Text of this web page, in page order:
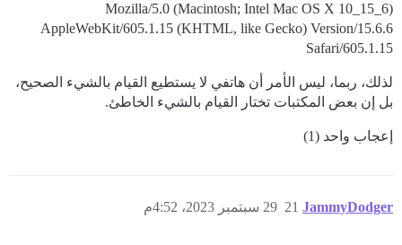
Mozilla/5.0 (Macintosh; Intel Mac OS X 10_15_6)
AppleWebKit/605.1.15 (KHTML, like Gecko) Version/15.6.6
Safari/605.1.15
لذلك، ربما، ليس الأمر أن هاتفي لا يستطيع القيام بالشيء الصحيح،
بل إن بعض المكتبات تختار القيام بالشيء الخاطئ.
إعجاب واحد (1)
JammyDodger 29 سبتمبر 2023، 4:52م 21